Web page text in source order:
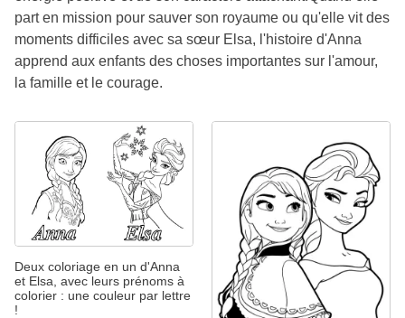
part en mission pour sauver son royaume ou qu'elle vit des
moments difficiles avec sa sœur Elsa, l'histoire d'Anna
apprend aux enfants des choses importantes sur l'amour,
la famille et le courage.
Deux coloriage en un d'Anna
et Elsa, avec leurs prénoms à
colorier : une couleur par lettre
!